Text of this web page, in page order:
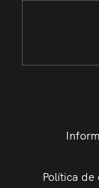
Política de